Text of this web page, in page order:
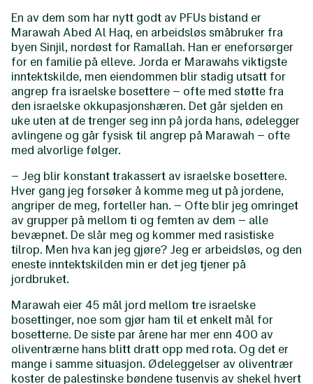
En av dem som har nytt godt av PFUs bistand er
Marawah Abed Al Haq, en arbeidsløs småbruker fra
byen Sinjil, nordøst for Ramallah. Han er eneforsørger
for en familie på elleve. Jorda er Marawahs viktigste
inntektskilde, men eiendommen blir stadig utsatt for
angrep fra israelske bosettere – ofte med støtte fra
den israelske okkupasjonshæren. Det går sjelden en
uke uten at de trenger seg inn på jorda hans, ødelegger
avlingene og går fysisk til angrep på Marawah – ofte
med alvorlige følger.
– Jeg blir konstant trakassert av israelske bosettere.
Hver gang jeg forsøker å komme meg ut på jordene,
angriper de meg, forteller han. – Ofte blir jeg omringet
av grupper på mellom ti og femten av dem – alle
bevæpnet. De slår meg og kommer med rasistiske
tilrop. Men hva kan jeg gjøre? Jeg er arbeidsløs, og den
eneste inntektskilden min er det jeg tjener på
jordbruket.
Marawah eier 45 mål jord mellom tre israelske
bosettinger, noe som gjør ham til et enkelt mål for
bosetterne. De siste par årene har mer enn 400 av
oliventrærne hans blitt dratt opp med rota. Og det er
mange i samme situasjon. Ødeleggelser av oliventrær
koster de palestinske bøndene tusenvis av shekel hvert